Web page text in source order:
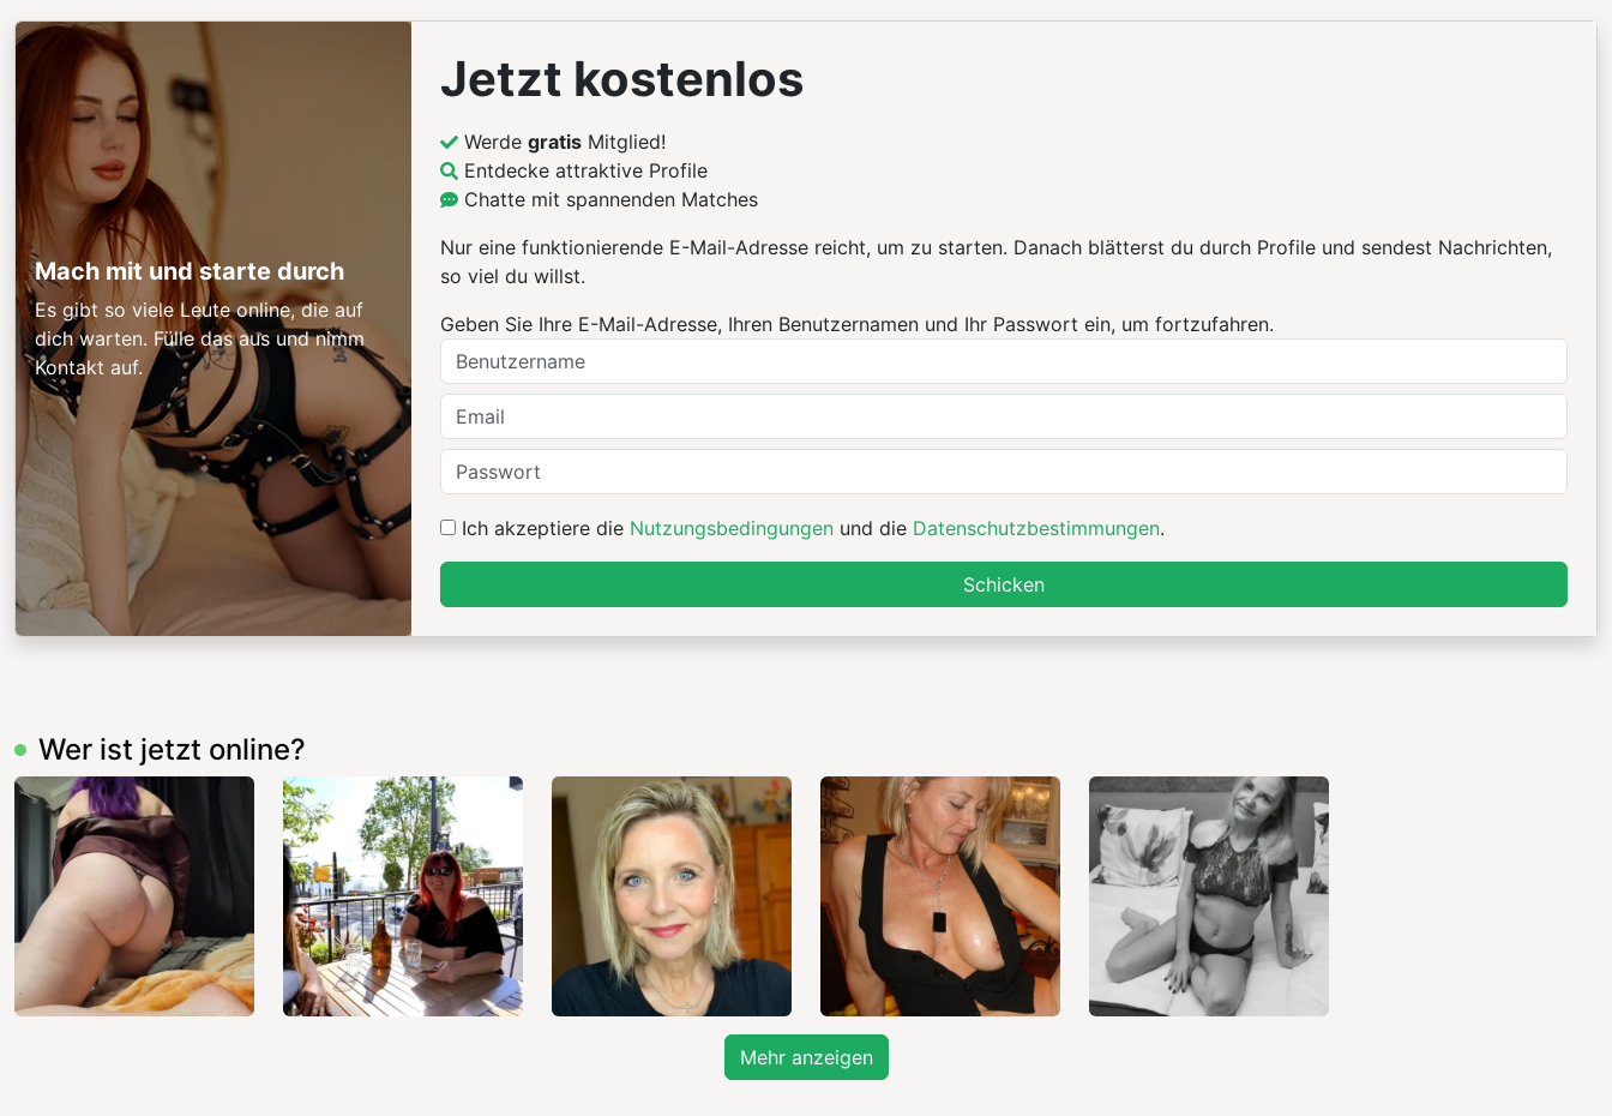
Mach mit und starte durch
Es gibt so viele Leute online, die auf
dich warten. Fülle das aus und nimm
Kontakt auf.
Jetzt kostenlos
Werde gratisMitglied!
Entdecke attraktive Profile
Chatte mit spannenden Matches
Nur eine funktionierende E-Mail-Adresse reicht, um zu starten. Danach blätterst du durch Profile und sendest Nachrichten,
so viel du willst.
Geben Sie Ihre E-Mail-Adresse, Ihren Benutzernamen und Ihr Passwort ein, um fortzufahren.
Ich akzeptiere die Nutzungsbedingungenund die Datenschutzbestimmungen.
Schicken
Wer ist jetzt online?
Mehr anzeigen